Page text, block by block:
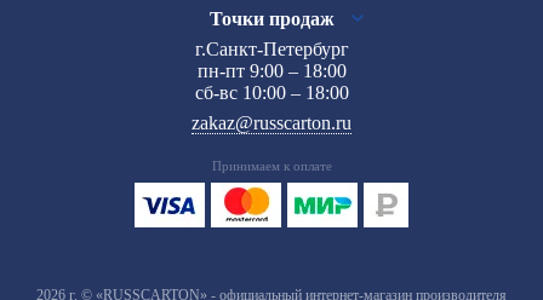
Точки продаж
г.Санкт-Петербург
пн-пт 9:00 – 18:00
сб-вс 10:00 – 18:00
zakaz@russcarton.ru
Принимаем к оплате
2026 г. © «RUSSCARTON» - официальный интернет-магазин производителя